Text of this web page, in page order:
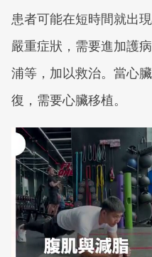
患者可能在短時間就出
嚴重症狀，需要進加護
浦等，加以救治。當心
復，需要心臟移植。